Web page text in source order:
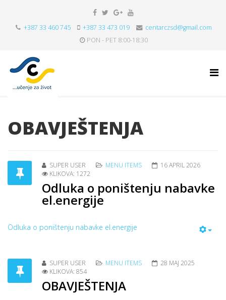
+387 33 460 745 +387 33 473 019
centarczsd@gmail.com
PON - PET 8:00-18:30
OBAVJEŠTENJA
SUPER USER MENU ITEMS
16 APRIL 2026
KLIKOVA: 1272
Odluka o poništenju nabavke
el.energije
Odluka o poništenju nabavke el.energije
SUPER USER MENU ITEMS
28 MAJ 2025
KLIKOVA: 854
OBAVJEŠTENJA